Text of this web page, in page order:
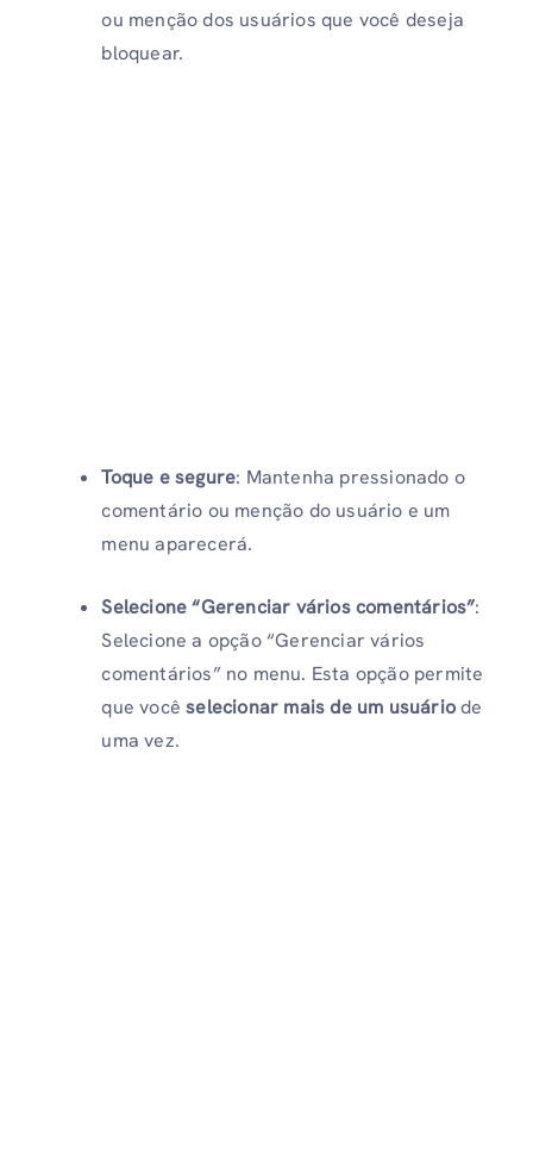
ou menção dos usuários que você deseja
bloquear.
Toque e segure: Mantenha pressionado o
comentário ou menção do usuário e um
menu aparecerá.
Selecione “Gerenciar vários comentários”:
Selecione a opção “Gerenciar vários
comentários” no menu. Esta opção permite
que vocêselecionar mais de um usuáriode
uma vez.